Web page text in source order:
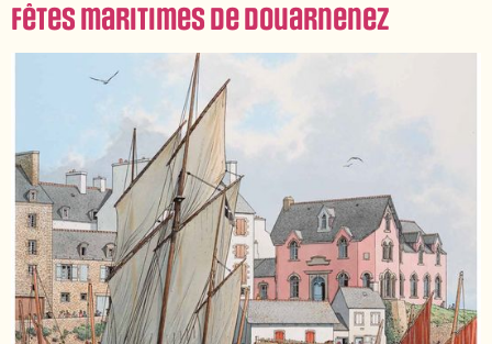
Fêtes maritimes de Douarnenez